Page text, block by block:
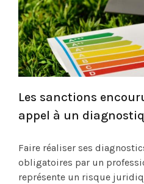
Les sanctions
appel à un
Faire réaliser ses
obligatoires par un
représente un risque